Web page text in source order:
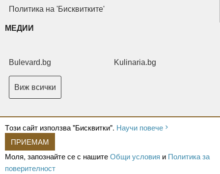
Tози сайт използва "Бисквитки". Научи повече
ПРИЕМАМ
Моля, запознайте се с нашитеОбщи условия и Политика за
поверителност
Политика на 'Бисквитките'
МЕДИИ
Bulevard.bg Kulinaria.bg
Виж всички
Copyright © 2026 Ксениум ООД. Всички права запазени.
XeniumCompany.com